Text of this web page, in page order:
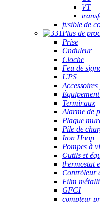
VT
fusible de
Plus de
Prise
Onduleur
Cloche
Feu de
UPS
Terminaux
Alarme de
Plaque
Pile de
Iron Hoop
Pompes à
Outils et
thermostat
Contrôleur
Film
GFCI
compteur